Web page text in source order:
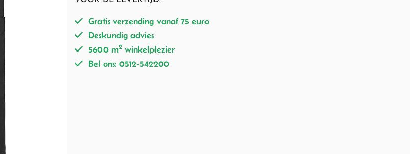
Gratis verzending vanaf 75 euro
Deskundig advies
5600 m2 winkelplezier
Bel ons: 0512-542200